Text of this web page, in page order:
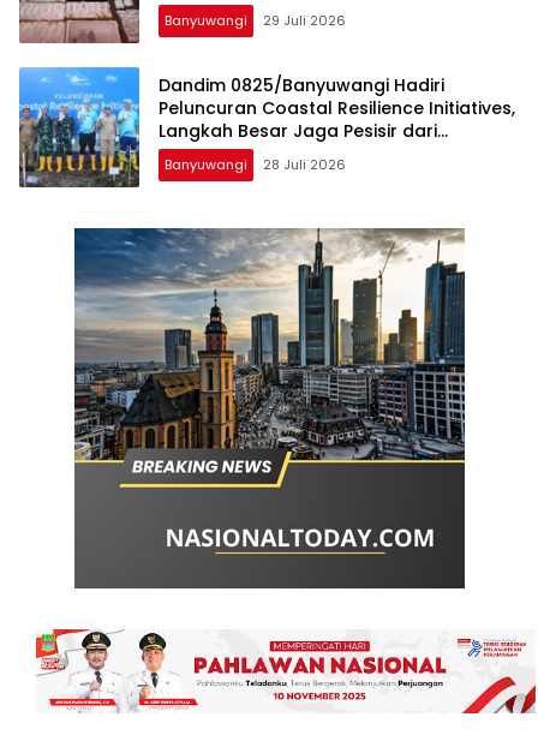
Banyuwangi 29 Juli 2026
Dandim 0825/Banyuwangi Hadiri
Peluncuran Coastal Resilience Initiatives,
Langkah Besar Jaga Pesisir dari
Ancaman Abrasi
Banyuwangi 28 Juli 2026